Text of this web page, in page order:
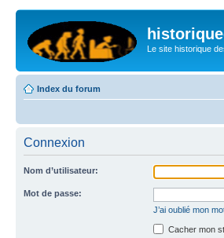
Le site historique
Index du forum
Connexion
Nom d’utilisateur:
Mot de passe:
J’ai oublié mon
Cacher mon